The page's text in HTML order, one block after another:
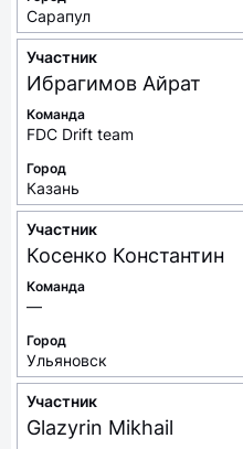
Сарапул
Участник
Ибрагимов Айрат
Команда
FDC Drift team
Город
Казань
Участник
Косенко Константин
Команда
—
Город
Ульяновск
Участник
Glazyrin Mikhail